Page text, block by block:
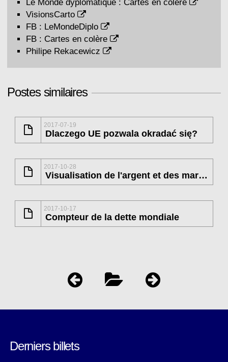
Le Monde dyplomatique : Cartes en colère
VisionsCarto
FB : LeMondeDiplo
FB : Cartes en colère
Philipe Rekacewicz
Postes similaires
2017-07-19
Dlaczego UE pozwala okradać się?
2017-10-28
Visualisation de l'argent et des marchés mondiaux
2017-10-17
Compteur de la dette mondiale
Derniers billets